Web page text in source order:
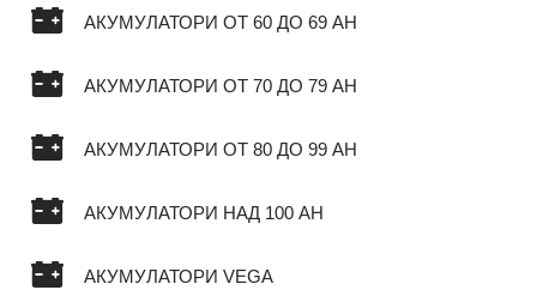
АКУМУЛАТОРИ ОТ 60 ДО 69 AH
АКУМУЛАТОРИ ОТ 70 ДО 79 AH
АКУМУЛАТОРИ ОТ 80 ДО 99 AH
АКУМУЛАТОРИ НАД 100 AH
АКУМУЛАТОРИ VEGA